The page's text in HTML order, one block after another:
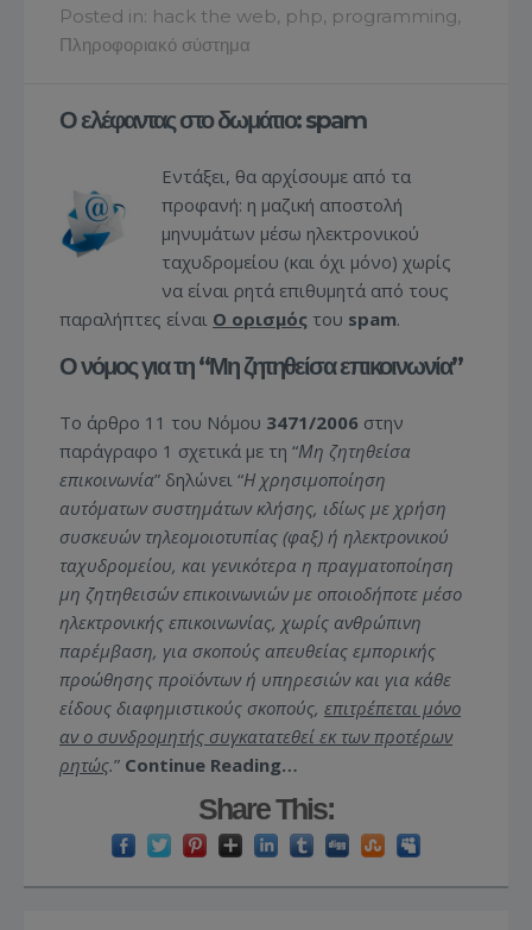
Posted in: hack the web, php, programming,
Πληροφοριακό σύστημα
Ο ελέφαντας στο δωμάτιο: spam
Εντάξει, θα αρχίσουμε από τα
προφανή: η μαζική αποστολή
μηνυμάτων μέσω ηλεκτρονικού
ταχυδρομείου (και όχι μόνο) χωρίς
να είναι ρητά επιθυμητά από τους
παραλήπτες είναι Ο ορισμός του spam.
Ο νόμος για τη “Μη ζητηθείσα επικοινωνία”
Το άρθρο 11 του Νόμου 3471/2006 στην
παράγραφο 1 σχετικά με τη “Μη ζητηθείσα
επικοινωνία” δηλώνει “Η χρησιμοποίηση
αυτόματων συστημάτων κλήσης, ιδίως με χρήση
συσκευών τηλεομοιοτυπίας (φαξ) ή ηλεκτρονικού
ταχυδρομείου, και γενικότερα η πραγματοποίηση
μη ζητηθεισών επικοινωνιών με οποιοδήποτε μέσο
ηλεκτρονικής επικοινωνίας, χωρίς ανθρώπινη
παρέμβαση, για σκοπούς απευθείας εμπορικής
προώθησης προϊόντων ή υπηρεσιών και για κάθε
είδους διαφημιστικούς σκοπούς, επιτρέπεται μόνο
αν ο συνδρομητής συγκατατεθεί εκ των προτέρων
ρητώς.” Continue Reading…
Share This: